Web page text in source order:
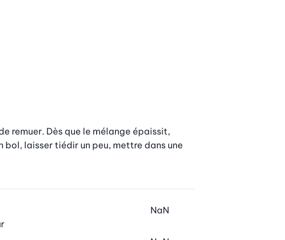
remuer. Dès que le mélange épaissit,
bol, laisser tiédir un peu, mettre dans une
NaN